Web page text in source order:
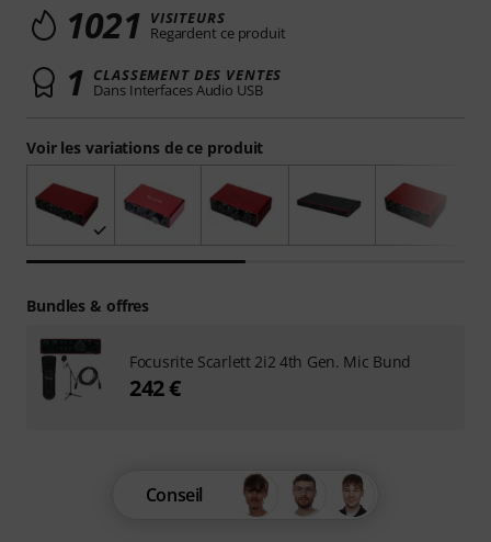
Voir les variations de ce produit
1021 VISITEURS
Regardent ce produit
1 CLASSEMENT DES VENTES
Dans Interfaces Audio USB
Conseil
Bundles & offres
Focusrite Scarlett 2i2 4th Gen. Mic Bund
242 €